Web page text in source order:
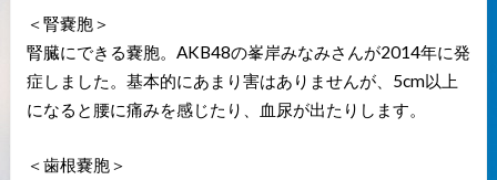
＜腎嚢胞＞
腎臓にできる嚢胞。AKB48の峯岸みなみさんが2014年に発
症しました。基本的にあまり害はありませんが、5cm以上
になると腰に痛みを感じたり、血尿が出たりします。
＜歯根嚢胞＞